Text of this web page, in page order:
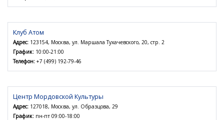
Клуб Атом
Адрес: 123154, Москва, ул. Маршала Тухачевского, 20, стр. 2
График: 10:00-21:00
Телефон: +7 (499) 192-79-46
Центр Мордовской Культуры
Адрес: 127018, Москва, ул. Образцова, 29
График: пн-пт 09:00-18:00